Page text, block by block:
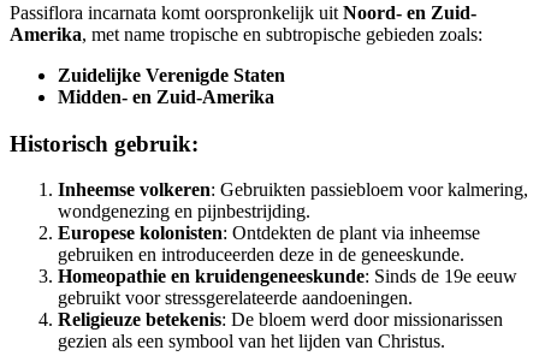
Passiflora incarnata komt oorspronkelijk uit Noord- en Zuid-
Amerika, met name tropische en subtropische gebieden zoals:
Zuidelijke Verenigde Staten
Midden- en Zuid-Amerika
Historisch gebruik:
Inheemse volkeren: Gebruikten passiebloem voor kalmering,
wondgenezing en pijnbestrijding.
Europese kolonisten: Ontdekten de plant via inheemse
gebruiken en introduceerden deze in de geneeskunde.
Homeopathie en kruidengeneeskunde: Sinds de 19e eeuw
gebruikt voor stressgerelateerde aandoeningen.
Religieuze betekenis: De bloem werd door missionarissen
gezien als een symbool van het lijden van Christus.